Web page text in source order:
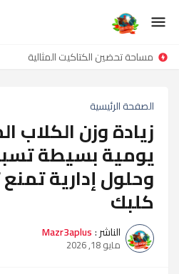
مساحة تحضين الكتاكيت المثالية
الصفحة الرئيسية
زيادة وزن الكلاب
يومية بسيطة
وحلول إدارية
كلبك
الناشر :Mazr3aplus
مايو 18, 2026